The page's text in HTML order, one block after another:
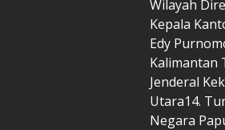
Wilayah
Kepala
Edy
Kalimantan
Jenderal
Utara14.
Negara